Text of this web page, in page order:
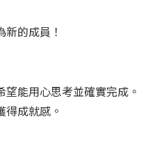
的成員！
能用心思考並確實完成。
成就感。